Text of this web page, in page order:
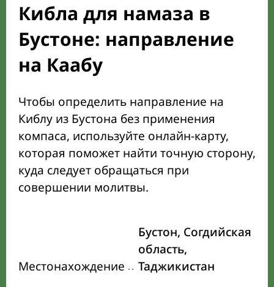
Кибла для намаза в
Бустоне: направление
на Каабу
Чтобы определить направление на
Киблу из Бустона без применения
компаса, используйте онлайн-карту,
которая поможет найти точную сторону,
куда следует обращаться при
совершении молитвы.
Местонахождение
Бустон, Согдийская
область,
Таджикистан